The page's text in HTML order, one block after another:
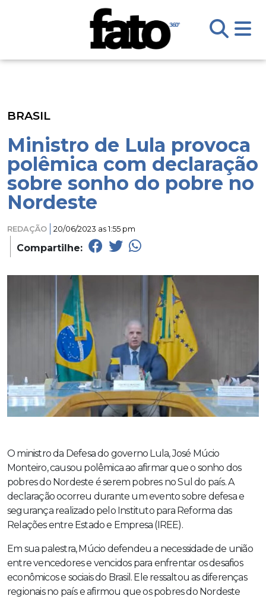
BRASIL
Ministro de Lula provoca
polêmica com declaração
sobre sonho do pobre no
Nordeste
REDAÇÃO 20/06/2023 as 1:55 pm
Compartilhe:
O ministro da Defesa do governo Lula, José Múcio
Monteiro, causou polêmica ao afirmar que o sonho dos
pobres do Nordeste é serem pobres no Sul do país. A
declaração ocorreu durante um evento sobre defesa e
segurança realizado pelo Instituto para Reforma das
Relações entre Estado e Empresa (IREE).
Em sua palestra, Múcio defendeu a necessidade de união
entre vencedores e vencidos para enfrentar os desafios
econômicos e sociais do Brasil. Ele ressaltou as diferenças
regionais no país e afirmou que os pobres do Nordeste